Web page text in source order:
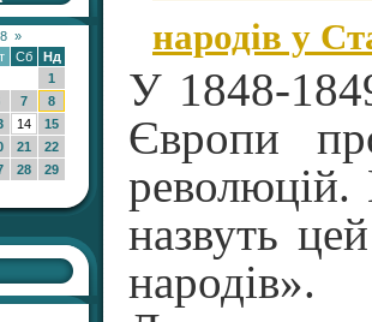
»
Сб
Нд
1
7
8
14
15
21
22
28
29
народів у
У 1848-
Європи
революцій.
назвуть
народів».